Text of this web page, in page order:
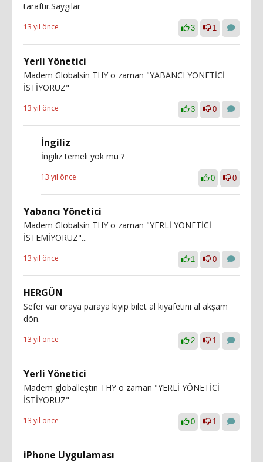
taraftır.Saygilar
13 yıl önce 3 1
Yerli Yönetici
Madem Globalsin THY o zaman "YABANCI YÖNETİCİ
İSTİYORUZ"
13 yıl önce 3 0
İngiliz
İngiliz temeli yok mu ?
13 yıl önce 0 0
Yabancı Yönetici
Madem Globalsin THY o zaman "YERLİ YÖNETİCİ
İSTEMİYORUZ"...
13 yıl önce 1 0
HERGÜN
Sefer var oraya paraya kıyıp bilet al kıyafetini al akşam
dön.
13 yıl önce 2 1
Yerli Yönetici
Madem globalleştin THY o zaman "YERLİ YÖNETİCİ
İSTİYORUZ"
13 yıl önce 0 1
iPhone Uygulaması